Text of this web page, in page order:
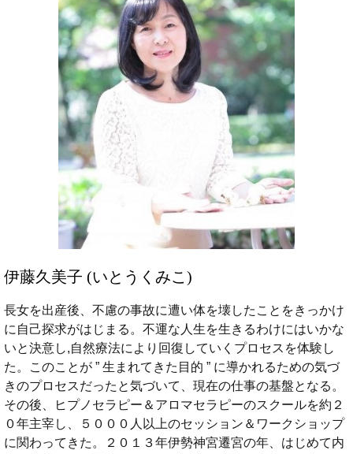
伊藤久美子 (いとうくみこ)
長女を出産後、不慮の事故に遭い体を壊したことをきっかけ
に自己探求がはじまる。不運な人生を生きるわけにはいかな
いと決意し,自然療法により回復していくプロセスを体験し
た。このことが ” 生まれてきた目的 ” に導かれるための気づ
きのプロセスだったと気づいて、現在の仕事の基盤となる。
その後、ヒプノセラピー＆アロマセラピーのスクールを約２
０年主宰し、５０００人以上のセッション＆ワークショップ
に関わってきた。２０１３年伊勢神宮遷宮の年、はじめて内